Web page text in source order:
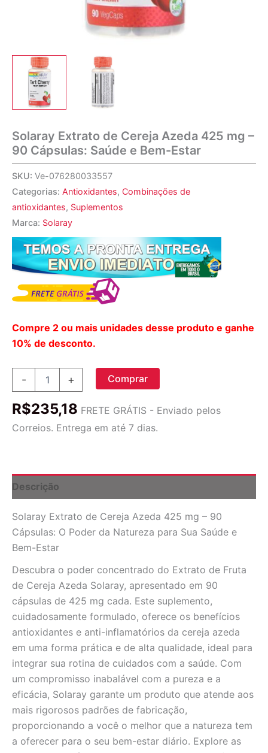
Solaray Extrato de Cereja Azeda 425 mg –
90 Cápsulas: Saúde e Bem-Estar
SKU: Ve-076280033557
Categorias: Antioxidantes, Combinações de
antioxidantes, Suplementos
Marca: Solaray
Compre 2 ou mais unidades desse produto e ganhe
10% de desconto.
-
Cereja
425
Cápsulas:
Saúde
Bem-
Estar
quantidade
+ Comprar
R$235,18 FRETE GRÁTIS - Enviado pelos
Correios. Entrega em até 7 dias.
Descrição
Solaray Extrato de Cereja Azeda 425 mg – 90
Cápsulas: O Poder da Natureza para Sua Saúde e
Bem-Estar
Descubra o poder concentrado do Extrato de Fruta
de Cereja Azeda Solaray, apresentado em 90
cápsulas de 425 mg cada. Este suplemento,
cuidadosamente formulado, oferece os benefícios
antioxidantes e anti-inflamatórios da cereja azeda
em uma forma prática e de alta qualidade, ideal para
integrar sua rotina de cuidados com a saúde. Com
um compromisso inabalável com a pureza e a
eficácia, Solaray garante um produto que atende aos
mais rigorosos padrões de fabricação,
proporcionando a você o melhor que a natureza tem
a oferecer para o seu bem-estar diário. Explore as